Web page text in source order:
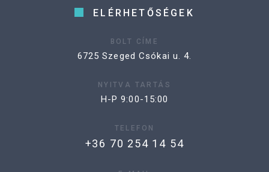
ELÉRHETŐSÉGEK
BOLT CÍME
6725 Szeged Csókai u. 4.
NYITVA TARTÁS
H-P 9:00-15:00
TELEFON
+36 70 254 14 54